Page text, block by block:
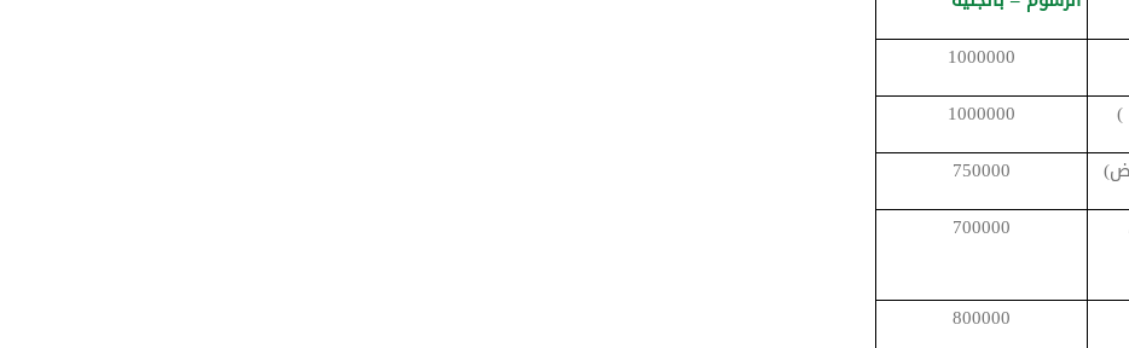
1000000
)
1000000
750000
700000
800000